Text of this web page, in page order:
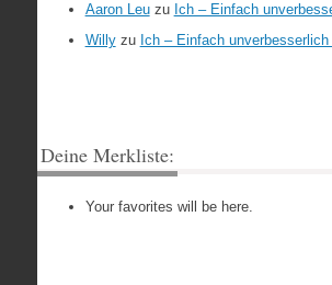
Aaron Leuzu Ich – Einfach
Willyzu Ich – Einfach unverbesserlich
Deine Merkliste:
Your favorites will be here.